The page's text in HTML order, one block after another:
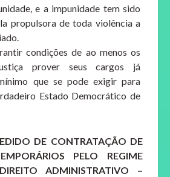
e a impunidade tem sido
propulsora de toda violência a
de ao menos os
prover seus cargos já
que se pode exigir para
Estado Democrático de
DE CONTRATAÇÃO DE
PELO REGIME
ADMINISTRATIVO –